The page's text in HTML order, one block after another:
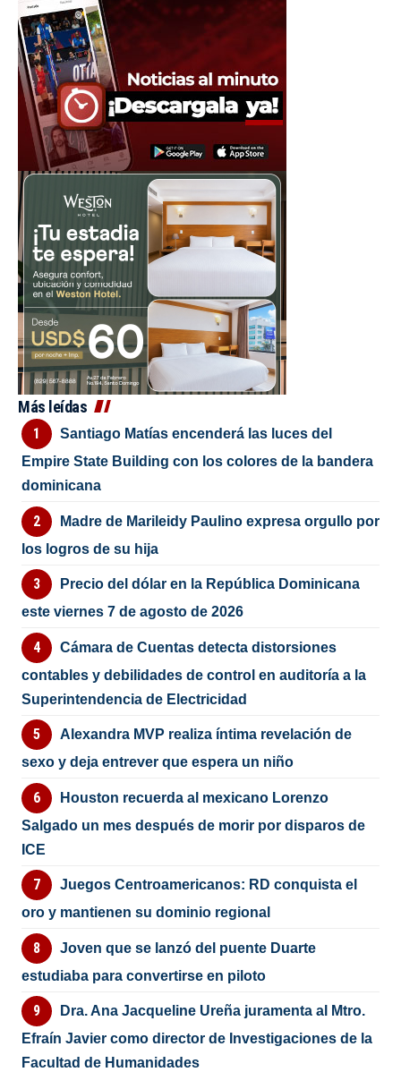
Más leídas
Santiago Matías encenderá las luces del
Empire State Building con los colores de la bandera
dominicana
Madre de Marileidy Paulino expresa orgullo por
los logros de su hija
Precio del dólar en la República Dominicana
este viernes 7 de agosto de 2026
Cámara de Cuentas detecta distorsiones
contables y debilidades de control en auditoría a la
Superintendencia de Electricidad
Alexandra MVP realiza íntima revelación de
sexo y deja entrever que espera un niño
Houston recuerda al mexicano Lorenzo
Salgado un mes después de morir por disparos de
ICE
Juegos Centroamericanos: RD conquista el
oro y mantienen su dominio regional
Joven que se lanzó del puente Duarte
estudiaba para convertirse en piloto
Dra. Ana Jacqueline Ureña juramenta al Mtro.
Efraín Javier como director de Investigaciones de la
Facultad de Humanidades